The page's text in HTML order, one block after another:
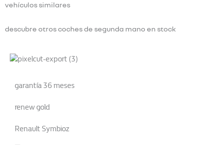
vehículos similares
descubre otros coches de segunda mano en stock
garantía 36 meses
renew gold
Renault Symbioz